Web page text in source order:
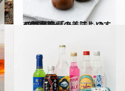
2018.4.5
47都道府県の美味しいすぐれもの 「あんこもの」～関東篇～
グルメ